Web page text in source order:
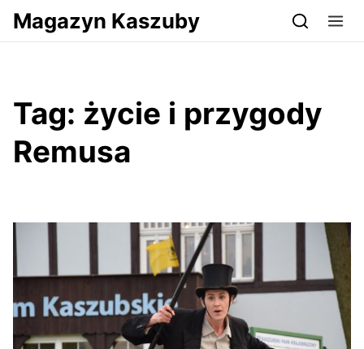
Przejdź do serwisu magazynkaszuby.pl
Magazyn Kaszuby
Tag: życie i przygody
Remusa